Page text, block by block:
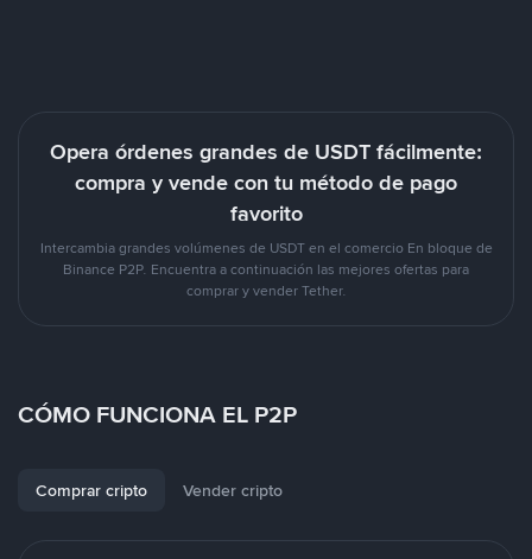
Opera órdenes grandes de USDT fácilmente:
compra y vende con tu método de pago
favorito
Intercambia grandes volúmenes de USDT en el comercio En bloque de
Binance P2P. Encuentra a continuación las mejores ofertas para
comprar y vender Tether.
CÓMO FUNCIONA EL P2P
Comprar cripto Vender cripto